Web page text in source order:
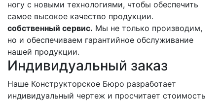
ногу с новыми технологиями, чтобы обеспечить
самое высокое качество продукции.
собственный сервис. Мы не только производим,
но и обеспечиваем гарантийное обслуживание
нашей продукции.
Индивидуальный заказ
Наше Конструкторское Бюро разработает
индивидуальный чертеж и просчитает стоимость